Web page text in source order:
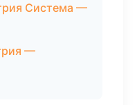
Система —
—